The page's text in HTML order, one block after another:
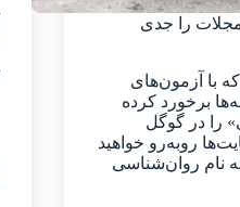
را جدی
با آزمون‌های
برخورد کرده
را در گوگل
روبه‌رو خواهید
نام روان‌شناسی